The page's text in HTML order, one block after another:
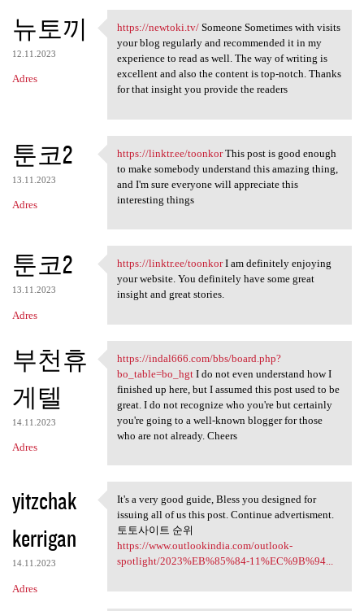
뉴토끼
12.11.2023
Adres
https://newtoki.tv/ Someone
https://newtoki.tv/Someone Sometimes with visits
your blog regularly and recommended it in my
experience to read as well. The way of writing is
excellent and also the content is top-notch. Thanks
for that insight you provide the readers
툰코2
13.11.2023
Adres
https://linktr.ee/toonkor
https://linktr.ee/toonkorThis post is good enough
to make somebody understand this amazing thing,
and I'm sure everyone will appreciate this
interesting things
툰코2
13.11.2023
Adres
https://linktr.ee/toonkor I
https://linktr.ee/toonkorI am definitely enjoying
your website. You definitely have some great
insight and great stories.
부천휴
게텔
14.11.2023
Adres
https://indal666.com/bbs
https://indal666.com/bbs/board.php?
bo_table=bo_hgtI do not even understand how I
finished up here, but I assumed this post used to be
great. I do not recognize who you're but certainly
you're going to a well-known blogger for those
who are not already. Cheers
yitzchak
kerrigan
14.11.2023
Adres
It's a very good guide, Bless
It's a very good guide, Bless you designed for
issuing all of us this post. Continue advertisment.
토토사이트 순위
https://www.outlookindia.com/outlook-
spotlight/2023%EB%85%84-11%EC%9B%94...